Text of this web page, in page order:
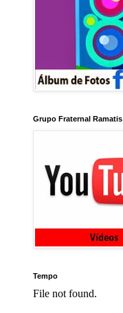
Grupo Fraternal Ramatis
Tempo